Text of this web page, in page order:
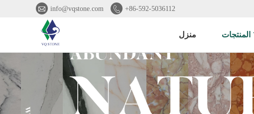
 info@vqstone.com  +86-592-5036112
منزل المنتجات